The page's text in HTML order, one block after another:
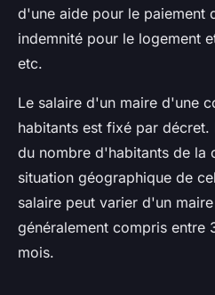
d'une aide pour le paiement
indemnité pour le logement
etc.
Le salaire d'un maire d'une
habitants est fixé par
du nombre d'habitants de la
situation géographique de
salaire peut varier d'un
généralement compris
mois.